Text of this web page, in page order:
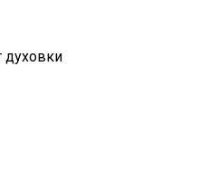
духовки